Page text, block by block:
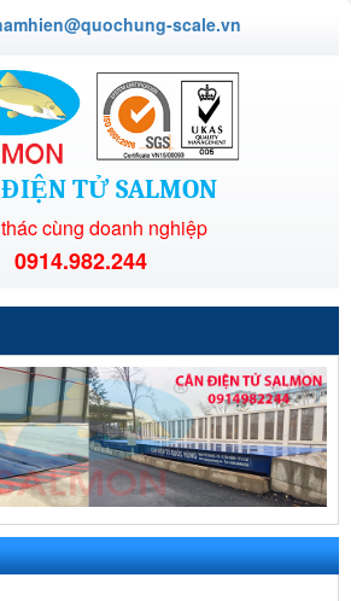
scale.vn
TỬ SALMON
cùng doanh nghiệp
0914.982.244